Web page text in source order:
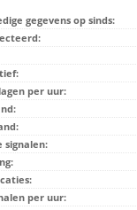
gegevens op sinds:
per uur:
signalen:
per uur: